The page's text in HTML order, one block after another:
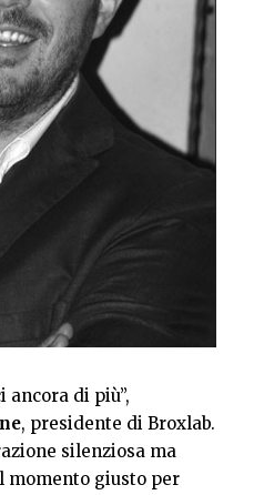
ancora di più”,
, presidente di Broxlab.
silenziosa ma
momento giusto per